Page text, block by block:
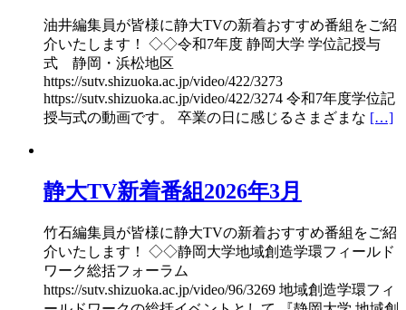
油井編集員が皆様に静大TVの新着おすすめ番組をご紹
介いたします！ ◇◇令和7年度 静岡大学 学位記授与
式 静岡・浜松地区
https://sutv.shizuoka.ac.jp/video/422/3273
https://sutv.shizuoka.ac.jp/video/422/3274 令和7年度学位記
授与式の動画です。 卒業の日に感じるさまざまな […]
静大TV新着番組2026年3月
竹石編集員が皆様に静大TVの新着おすすめ番組をご紹
介いたします！ ◇◇静岡大学地域創造学環フィールド
ワーク総括フォーラム
https://sutv.shizuoka.ac.jp/video/96/3269 地域創造学環フィ